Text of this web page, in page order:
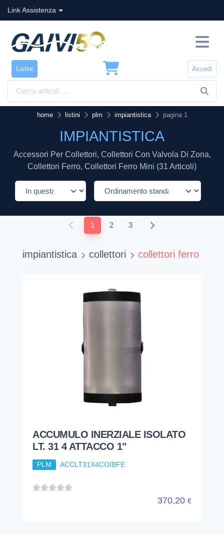
Link Assistenza
Listini Accedi
home listini plm impiantistica pagina 1
IMPIANTISTICA
Accessori Per Collettori, Collettori Con Valvola Di Zona,
Collettori Ferro, Collettori Ferro Mini (31 Articoli)
1 2 3
impiantistica collettori collettori ferro
ACCUMULO INERZIALE ISOLATO
LT. 31 4 ATTACCO 1"
PLM ACCLT31X4COIBFE
370,20 €